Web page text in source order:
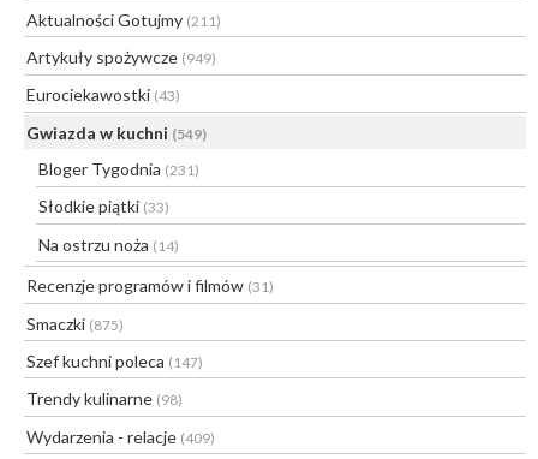
Aktualności Gotujmy (211)
Artykuły spożywcze (949)
Eurociekawostki (43)
Gwiazda w kuchni (549)
Bloger Tygodnia (231)
Słodkie piątki (33)
Na ostrzu noża (14)
Recenzje programów i filmów (31)
Smaczki (875)
Szef kuchni poleca (147)
Trendy kulinarne (98)
Wydarzenia - relacje (409)